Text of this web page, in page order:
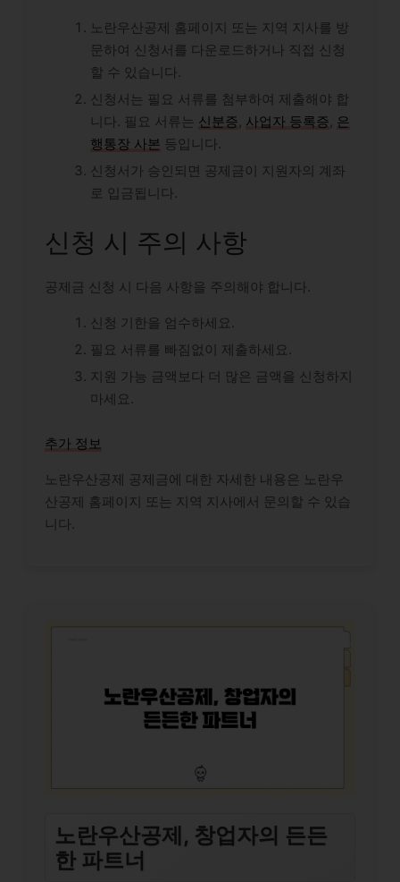
노란우산공제 홈페이지 또는 지역 지사를 방
문하여 신청서를 다운로드하거나 직접 신청
할 수 있습니다.
신청서는 필요 서류를 첨부하여 제출해야 합
니다. 필요 서류는 신분증, 사업자 등록증, 은
행통장 사본 등입니다.
신청서가 승인되면 공제금이 지원자의 계좌
로 입금됩니다.
신청 시 주의 사항
공제금 신청 시 다음 사항을 주의해야 합니다.
신청 기한을 엄수하세요.
필요 서류를 빠짐없이 제출하세요.
지원 가능 금액보다 더 많은 금액을 신청하지
마세요.
추가 정보
노란우산공제 공제금에 대한 자세한 내용은 노란우
산공제 홈페이지 또는 지역 지사에서 문의할 수 있습
니다.
노란우산공제, 창업자의 든든
한 파트너